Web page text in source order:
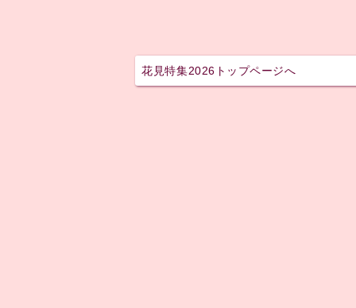
花見特集2026トップページへ